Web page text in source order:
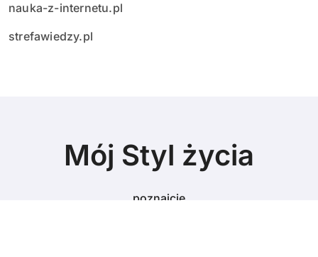
nauka-z-internetu.pl
strefawiedzy.pl
Mój Styl życia
poznajcie